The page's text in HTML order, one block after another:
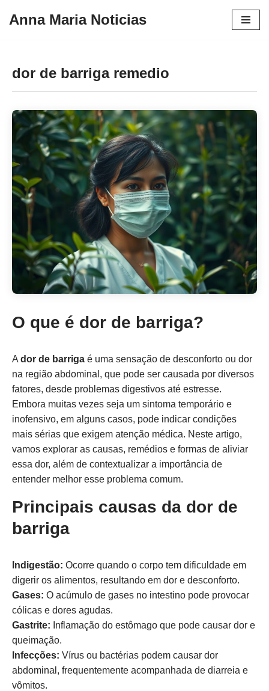
conteúdo
Anna Maria Noticias
dor de barriga remedio
O que é dor de barriga?
A dor de barriga é uma sensação de desconforto ou dor
na região abdominal, que pode ser causada por diversos
fatores, desde problemas digestivos até estresse.
Embora muitas vezes seja um sintoma temporário e
inofensivo, em alguns casos, pode indicar condições
mais sérias que exigem atenção médica. Neste artigo,
vamos explorar as causas, remédios e formas de aliviar
essa dor, além de contextualizar a importância de
entender melhor esse problema comum.
Principais causas da dor de
barriga
Indigestão: Ocorre quando o corpo tem dificuldade em
digerir os alimentos, resultando em dor e desconforto.
Gases: O acúmulo de gases no intestino pode provocar
cólicas e dores agudas.
Gastrite: Inflamação do estômago que pode causar dor e
queimação.
Infecções: Vírus ou bactérias podem causar dor
abdominal, frequentemente acompanhada de diarreia e
vômitos.